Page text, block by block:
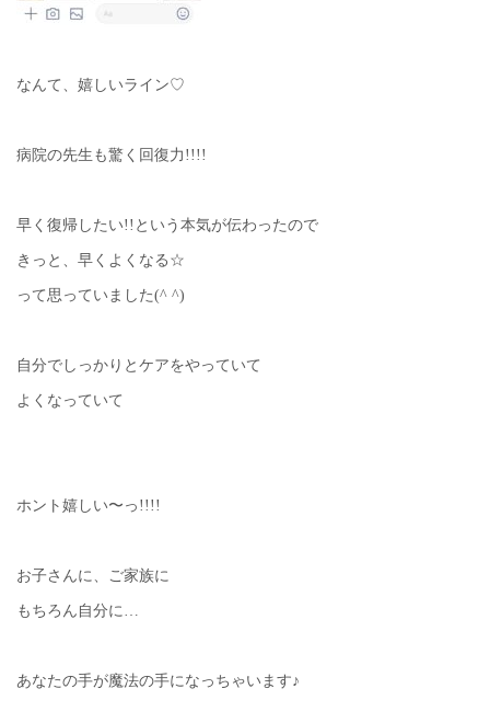
なんて、嬉しいライン♡
病院の先生も驚く回復力!!!!
早く復帰したい!!という本気が伝わったので
きっと、早くよくなる☆
って思っていました(^ ^)
自分でしっかりとケアをやっていて
よくなっていて
ホント嬉しい〜っ!!!!
お子さんに、ご家族に
もちろん自分に…
あなたの手が魔法の手になっちゃいます♪